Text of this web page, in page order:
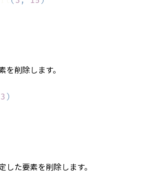
削除します。
3 )
した要素を削除します。